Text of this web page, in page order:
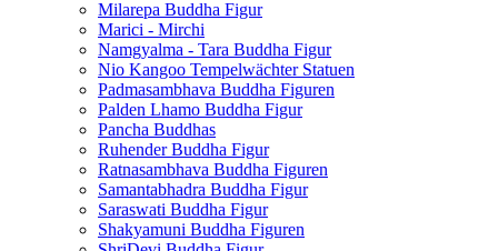
Milarepa Buddha Figur
Marici - Mirchi
Namgyalma - Tara Buddha Figur
Nio Kangoo Tempelwächter Statuen
Padmasambhava Buddha Figuren
Palden Lhamo Buddha Figur
Pancha Buddhas
Ruhender Buddha Figur
Ratnasambhava Buddha Figuren
Samantabhadra Buddha Figur
Saraswati Buddha Figur
Shakyamuni Buddha Figuren